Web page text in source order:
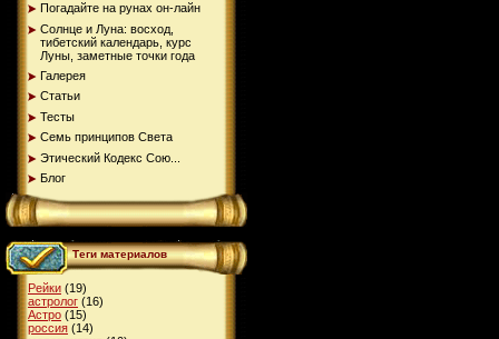
Погадайте на рунах oн-лайн
Солнце и Луна: восход,
тибетский календарь, курс
Луны, заметные точки года
Галерея
Статьи
Тесты
Семь принципов Света
Этический Кодекс Сою...
Блог
Теги материалов
Рейки (19)
астролог (16)
Астро (15)
россия (14)